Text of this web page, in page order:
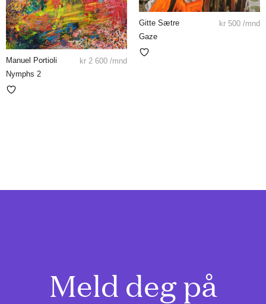
Manuel Portioli
Nymphs 2
kr 2 600 /mnd
Gitte Sætre
Gaze
kr 500 /mnd
Meld deg på